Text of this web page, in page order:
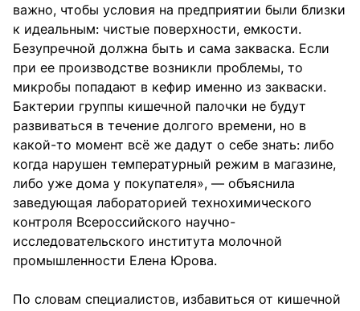
важно, чтобы условия на предприятии были близки
к идеальным: чистые поверхности, емкости.
Безупречной должна быть и сама закваска. Если
при ее производстве возникли проблемы, то
микробы попадают в кефир именно из закваски.
Бактерии группы кишечной палочки не будут
развиваться в течение долгого времени, но в
какой-то момент всё же дадут о себе знать: либо
когда нарушен температурный режим в магазине,
либо уже дома у покупателя», — объяснила
заведующая лабораторией технохимического
контроля Всероссийского научно-
исследовательского института молочной
промышленности Елена Юрова.
По словам специалистов, избавиться от кишечной